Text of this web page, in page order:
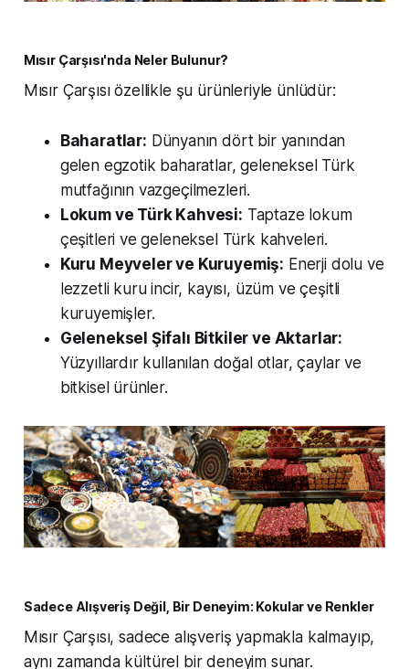
Mısır Çarşısı'nda Neler Bulunur?
Mısır Çarşısı özellikle şu ürünleriyle ünlüdür:
Baharatlar: Dünyanın dört bir yanından
gelen egzotik baharatlar, geleneksel Türk
mutfağının vazgeçilmezleri.
Lokum ve Türk Kahvesi: Taptaze lokum
çeşitleri ve geleneksel Türk kahveleri.
Kuru Meyveler ve Kuruyemiş: Enerji dolu ve
lezzetli kuru incir, kayısı, üzüm ve çeşitli
kuruyemişler.
Geleneksel Şifalı Bitkiler ve Aktarlar:
Yüzyıllardır kullanılan doğal otlar, çaylar ve
bitkisel ürünler.
Sadece Alışveriş Değil, Bir Deneyim: Kokular ve Renkler
Mısır Çarşısı, sadece alışveriş yapmakla kalmayıp,
aynı zamanda kültürel bir deneyim sunar.